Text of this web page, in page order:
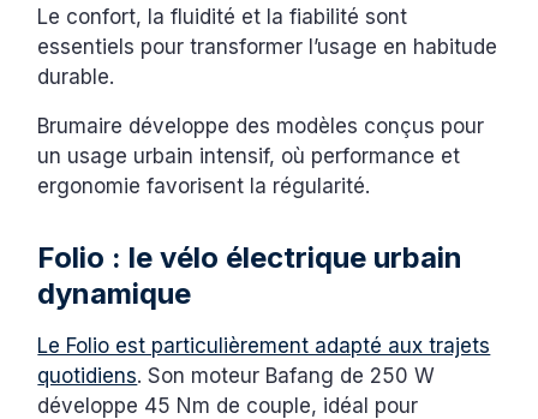
Le confort, la fluidité et la fiabilité sont
essentiels pour transformer l’usage en habitude
durable.
Brumaire développe des modèles conçus pour
un usage urbain intensif, où performance et
ergonomie favorisent la régularité.
Folio : le vélo électrique urbain
dynamique
Le Folio est particulièrement adapté aux trajets
quotidiens. Son moteur Bafang de 250 W
développe 45 Nm de couple, idéal pour